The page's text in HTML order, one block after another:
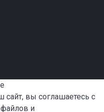
сайт, вы соглашаетесь с
и